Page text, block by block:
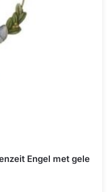
Engel met gele